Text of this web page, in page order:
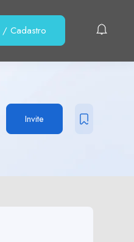
/ Cadastro
Invite